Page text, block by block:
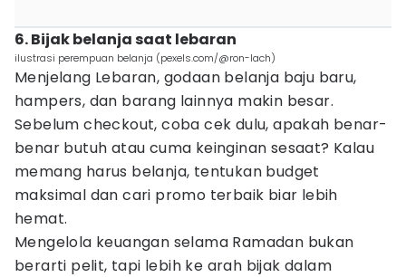
6. Bijak belanja saat lebaran
ilustrasi perempuan belanja (pexels.com/@ron-lach)
Menjelang Lebaran, godaan belanja baju baru,
hampers, dan barang lainnya makin besar.
Sebelum checkout, coba cek dulu, apakah benar-
benar butuh atau cuma keinginan sesaat? Kalau
memang harus belanja, tentukan budget
maksimal dan cari promo terbaik biar lebih
hemat.
Mengelola keuangan selama Ramadan bukan
berarti pelit, tapi lebih ke arah bijak dalam